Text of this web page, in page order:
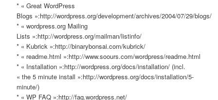
* « Great WordPress
Blogs »:http://wordpress.org/development/archives/2004/07/29/blogs/
* « wordpress.org Mailing
Lists »:http://wordpress.org/mailman/listinfo/
* « Kubrick »:http://binarybonsai.com/kubrick/
* « readme.html »:http://www.soours.com/wordpress/readme.html
* « Installation »:http://wordpress.org/docs/installation/ (incl.
« the 5 minute install »:http://wordpress.org/docs/installation/5-
minute/)
* « WP FAQ »:http://faq.wordpress.net/